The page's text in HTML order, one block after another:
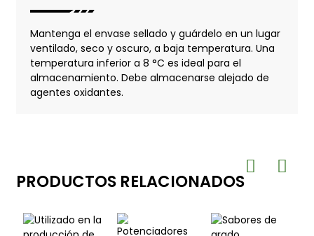
Mantenga el envase sellado y guárdelo en un lugar
ventilado, seco y oscuro, a baja temperatura. Una
temperatura inferior a 8 °C es ideal para el
almacenamiento. Debe almacenarse alejado de
agentes oxidantes.
PRODUCTOS RELACIONADOS